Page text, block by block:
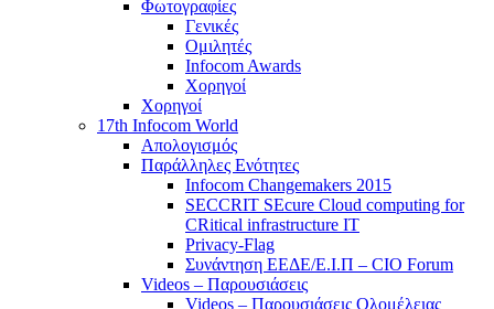
Φωτογραφίες
Γενικές
Ομιλητές
Infocom Awards
Χορηγοί
Χορηγοί
17th Infocom World
Απολογισμός
Παράλληλες Ενότητες
Infocom Changemakers 2015
SECCRIT SEcure Cloud computing for
CRitical infrastructure IT
Privacy-Flag
Συνάντηση ΕΕΔΕ/Ε.Ι.Π – CIO Forum
Videos – Παρουσιάσεις
Videos – Παρουσιάσεις Ολομέλειας